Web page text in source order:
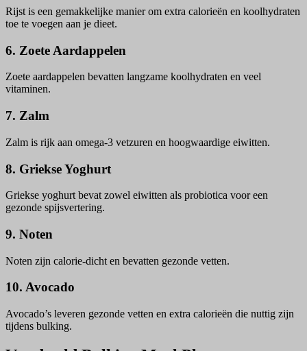
Rijst is een gemakkelijke manier om extra calorieën en koolhydraten
toe te voegen aan je dieet.
6. Zoete Aardappelen
Zoete aardappelen bevatten langzame koolhydraten en veel
vitaminen.
7. Zalm
Zalm is rijk aan omega-3 vetzuren en hoogwaardige eiwitten.
8. Griekse Yoghurt
Griekse yoghurt bevat zowel eiwitten als probiotica voor een
gezonde spijsvertering.
9. Noten
Noten zijn calorie-dicht en bevatten gezonde vetten.
10. Avocado
Avocado’s leveren gezonde vetten en extra calorieën die nuttig zijn
tijdens bulking.